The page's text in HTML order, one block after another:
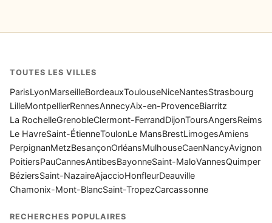
TOUTES LES VILLES
ParisLyonMarseilleBordeauxToulouseNiceNantesStrasbourg
LilleMontpellierRennesAnnecyAix-en-ProvenceBiarritz
La RochelleGrenobleClermont-FerrandDijonToursAngersReims
Le HavreSaint-ÉtienneToulonLe MansBrestLimogesAmiens
PerpignanMetzBesançonOrléansMulhouseCaenNancyAvignon
PoitiersPauCannesAntibesBayonneSaint-MaloVannesQuimper
BéziersSaint-NazaireAjaccioHonfleurDeauville
Chamonix-Mont-BlancSaint-TropezCarcassonne
RECHERCHES POPULAIRES